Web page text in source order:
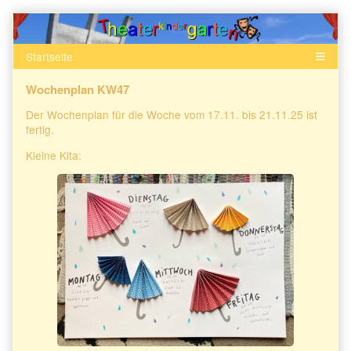
Skip
to
content
Wochenplan KW47
Der Wochenplan für die Woche vom 17.11. bis 21.11.25 ist
fertig.
Kleine Kita: